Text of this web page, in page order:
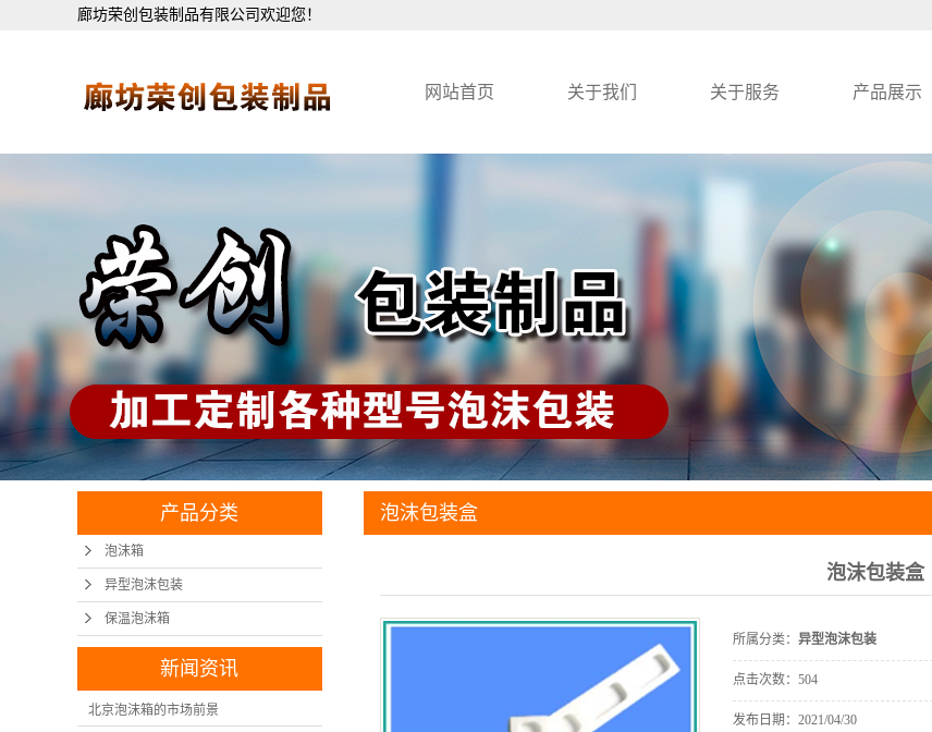
廊坊荣创包装制品有限公司欢迎您！
网站首页 关于我们 关于服务 产品展示
异型泡沫包装
保温泡沫箱
产品分类
泡沫箱
异型泡沫包装
保温泡沫箱
新闻资讯
北京泡沫箱的市场前景
泡沫包装盒
泡沫包装盒
所属分类： 异型泡沫包装
点击次数： 504
发布日期： 2021/04/30